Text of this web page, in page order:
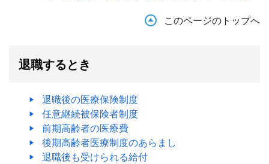
このページのトップへ
退職するとき
退職後の医療保険制度
任意継続被保険者制度
前期高齢者の医療費
後期高齢者医療制度のあらまし
退職後も受けられる給付